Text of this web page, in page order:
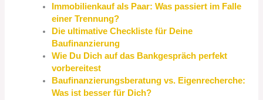
Immobilienkauf als Paar: Was passiert im Falle
einer Trennung?
Die ultimative Checkliste für Deine
Baufinanzierung
Wie Du Dich auf das Bankgespräch perfekt
vorbereitest
Baufinanzierungsberatung vs. Eigenrecherche:
Was ist besser für Dich?